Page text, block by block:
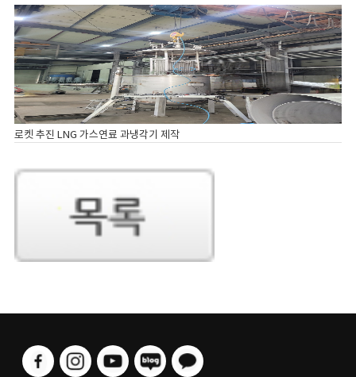
로켓 추진 LNG 가스연료 과냉각기 제작